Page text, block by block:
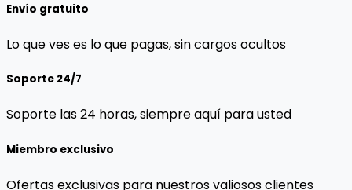
Envío gratuito
Lo que ves es lo que pagas, sin cargos ocultos
Soporte 24/7
Soporte las 24 horas, siempre aquí para usted
Miembro exclusivo
Ofertas exclusivas para nuestros valiosos clientes